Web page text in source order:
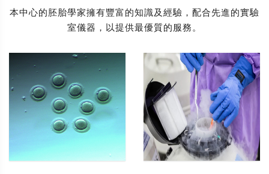
本中心的胚胎學家擁有豐富的知識及經驗，配合先進的實驗
室儀器，以提供最優質的服務。